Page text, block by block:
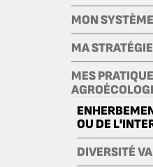
MON SYSTÈME
MA STRATÉGIE
MES
OU DE
DIVERSITÉ